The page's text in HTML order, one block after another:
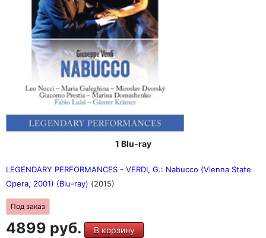
1 Blu-ray
LEGENDARY PERFORMANCES - VERDI, G.: Nabucco (Vienna State
Opera, 2001) (Blu-ray) (2015)
Под заказ
4899 руб. В корзину